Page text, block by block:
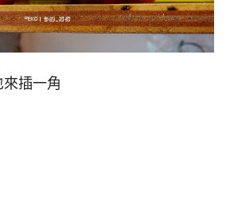
插一角